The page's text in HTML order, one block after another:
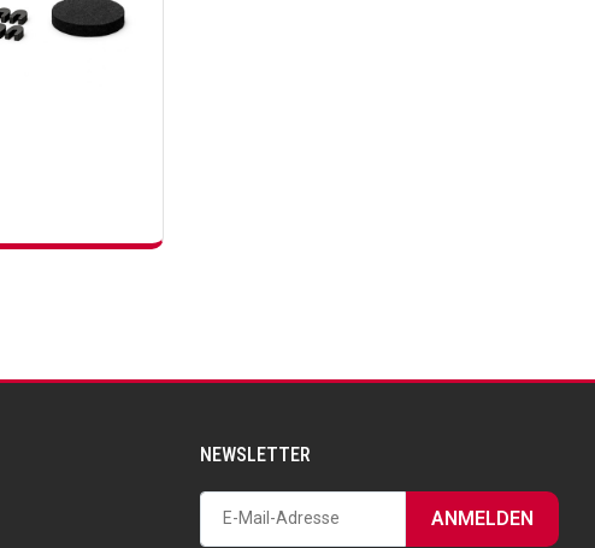
NEWSLETTER
ANMELDEN